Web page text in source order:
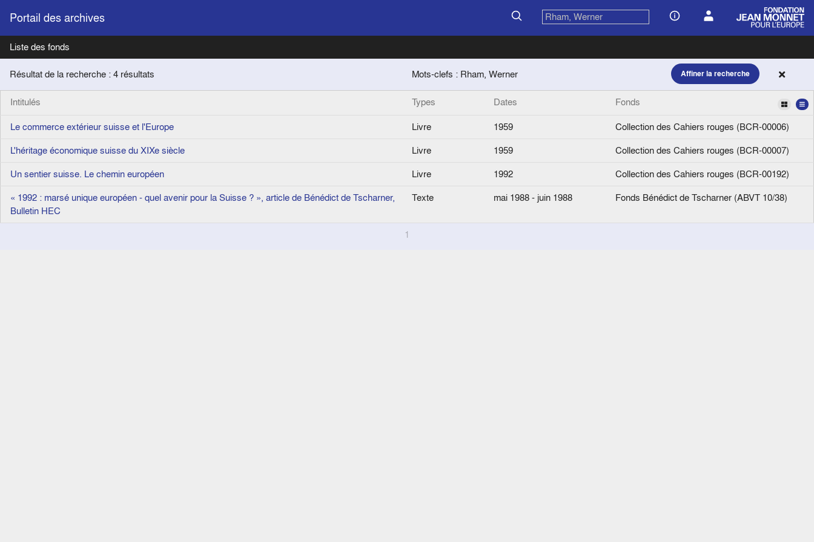
Portail des archives
Liste des fonds
Résultat de la recherche : 4 résultats Mots-clefs : Rham, Werner Affiner la recherche
Intitulés Types Dates
Fonds
Le commerce extérieur suisse et l'Europe
Livre 1959
Collection des Cahiers rouges (BCR-00006)
L'héritage économique suisse du XIXe siècle
Livre 1959
Collection des Cahiers rouges (BCR-00007)
Un sentier suisse. Le chemin européen
Livre 1992
Collection des Cahiers rouges (BCR-00192)
« 1992 : marsé unique européen - quel avenir pour la Suisse ? », article de Bénédict de Tscharner,
Bulletin HEC
Texte mai 1988 - juin 1988 Fonds Bénédict de Tscharner (ABVT 10/38)
1